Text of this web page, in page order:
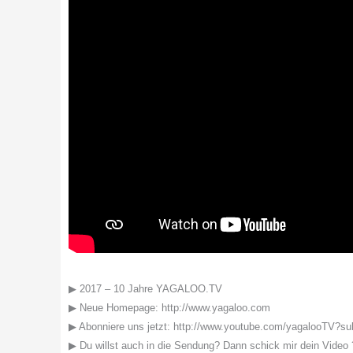
▶ 2017 – 10 Jahre YAGALOO.TV
▶ Neue Homepage: http://www.yagaloo.com
▶ Abonniere uns jetzt: http://www.youtube.com/
▶ Du willst auch in die Sendung? Dann schick mir dein Video